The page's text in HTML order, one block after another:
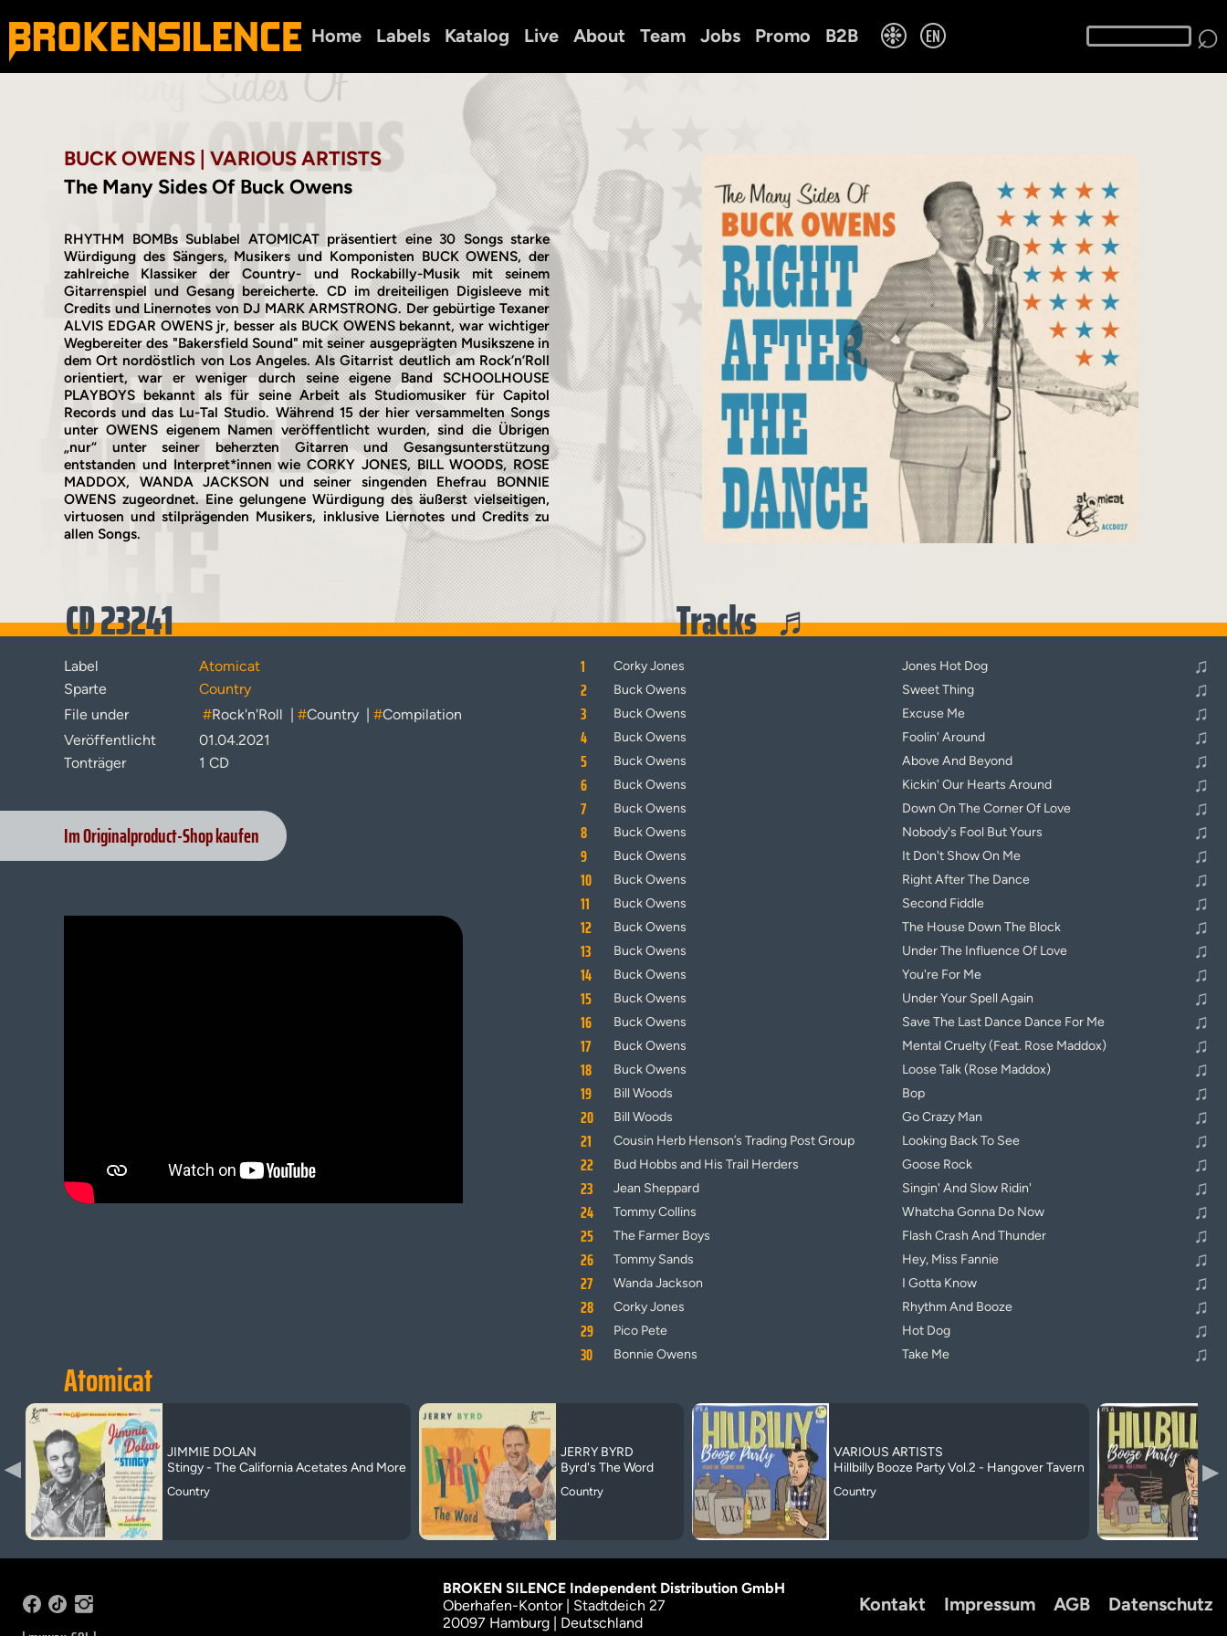
Home Labels Katalog Live About Team Jobs Promo B2B ❉ EN ⌕
BUCK OWENS | VARIOUS ARTISTS
The Many Sides Of Buck Owens
RHYTHM BOMBs Sublabel ATOMICAT präsentiert eine 30 Songs starke
Würdigung des Sängers, Musikers und Komponisten BUCK OWENS, der
zahlreiche Klassiker der Country- und Rockabilly-Musik mit seinem
Gitarrenspiel und Gesang bereicherte. CD im dreiteiligen Digisleeve mit
Credits und Linernotes von DJ MARK ARMSTRONG. Der gebürtige Texaner
ALVIS EDGAR OWENS jr, besser als BUCK OWENS bekannt, war wichtiger
Wegbereiter des "Bakersfield Sound" mit seiner ausgeprägten Musikszene in
dem Ort nordöstlich von Los Angeles. Als Gitarrist deutlich am Rock’n’Roll
orientiert, war er weniger durch seine eigene Band SCHOOLHOUSE
PLAYBOYS bekannt als für seine Arbeit als Studiomusiker für Capitol
Records und das Lu-Tal Studio. Während 15 der hier versammelten Songs
unter OWENS eigenem Namen veröffentlicht wurden, sind die Übrigen
„nur“ unter seiner beherzten Gitarren und Gesangsunterstützung
entstanden und Interpret*innen wie CORKY JONES, BILL WOODS, ROSE
MADDOX, WANDA JACKSON und seiner singenden Ehefrau BONNIE
OWENS zugeordnet. Eine gelungene Würdigung des äußerst vielseitigen,
virtuosen und stilprägenden Musikers, inklusive Liernotes und Credits zu
allen Songs.
CD 23241 Tracks ♬Alle Tracks abspielen
Label
Atomicat
Sparte
Country
File under
#Rock'n'Roll | #Country | #Compilation
Veröffentlicht
01.04.2021
Tonträger
1 CD
Im Originalproduct-Shop kaufen
1 Corky Jones Jones Hot Dog
♫
2
Buck Owens Sweet Thing
♫
3
Buck Owens Excuse Me
♫
4
Buck Owens Foolin' Around
♫
5
Buck Owens Above And Beyond
♫
6
Buck Owens Kickin' Our Hearts Around
♫
7
Buck Owens Down On The Corner Of Love
♫
8
Buck Owens Nobody's Fool But Yours
♫
9
Buck Owens It Don't Show On Me
♫
10
Buck Owens Right After The Dance
♫
11
Buck Owens Second Fiddle
♫
12
Buck Owens The House Down The Block
♫
13
Buck Owens Under The Influence Of Love
♫
14
Buck Owens You're For Me
♫
15
Buck Owens Under Your Spell Again
♫
16
Buck Owens Save The Last Dance Dance For Me
♫
17
Buck Owens Mental Cruelty (Feat. Rose Maddox)
♫
18
Buck Owens Loose Talk (Rose Maddox)
♫
19
Bill Woods Bop
♫
20
Bill Woods Go Crazy Man
♫
21
Cousin Herb Henson’s Trading Post Group Looking Back To See
♫
22
Bud Hobbs and His Trail Herders Goose Rock
♫
23
Jean Sheppard Singin' And Slow Ridin'
♫
24
Tommy Collins Whatcha Gonna Do Now
♫
25
The Farmer Boys Flash Crash And Thunder
♫
26
Tommy Sands Hey, Miss Fannie
♫
27
Wanda Jackson I Gotta Know
♫
28
Corky Jones Rhythm And Booze
♫
29
Pico Pete Hot Dog
♫
30
Bonnie Owens Take Me ♫
Atomicat
▶
JIMMIE DOLAN
Stingy - The California Acetates And More
Country
JERRY BYRD
Byrd's The Word
Country
VARIOUS ARTISTS
Hillbilly Booze Party Vol.2 - Hangover Tavern
Country
▶
BROKEN SILENCE Independent Distribution GmbH
Oberhafen-Kontor | Stadtdeich 27
20097 Hamburg | Deutschland
Kontakt Impressum AGB Datenschutz